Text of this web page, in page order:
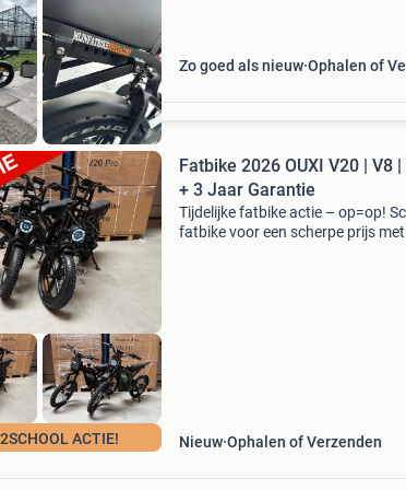
Zo goed als nieuw Ophalen of
ACTIE!
Fatbike 2026 OUXI V20 | V8
+ 3 Jaar Garantie
Tijdelijke fatbike actie – op=op!
fatbike voor een scherpe prijs
Nieuw Ophalen of Verzenden